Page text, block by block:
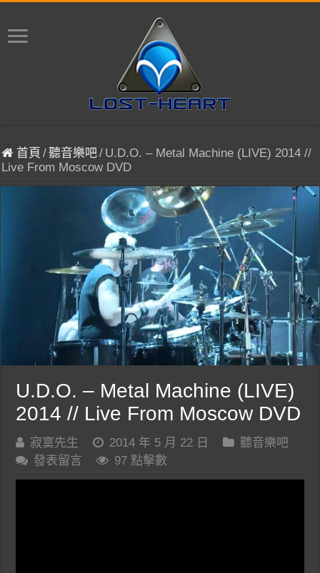
首頁 /聽音樂吧/ U.D.O. – Metal Machine (LIVE) 2014 //
Live From Moscow DVD
U.D.O. – Metal Machine (LIVE)
2014 // Live From Moscow DVD
寂寞先生 2014 年 5 月 22 日
聽音樂吧
發表留言
97 點擊數